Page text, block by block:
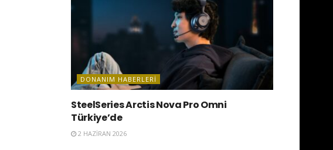
DONANIM HABERLERI
SteelSeries Arctis Nova Pro Omni
Türkiye’de
2 HAZIRAN 2026